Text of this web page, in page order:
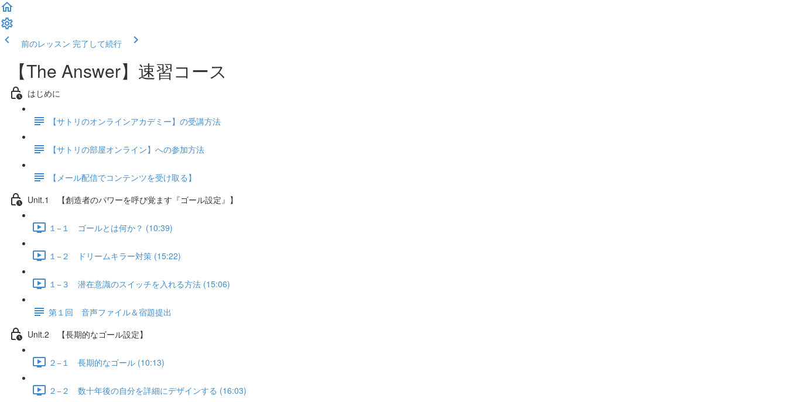
前のレッスン 完了して続行
【The Answer】速習コース
はじめに
【サトリのオンラインアカデミー】の受講方法
【サトリの部屋オンライン】への参加方法
【メール配信でコンテンツを受け取る】
Unit.1 【創造者のパワーを呼び覚ます『ゴール設定』】
１−１ ゴールとは何か？ (10:39)
１−２ ドリームキラー対策 (15:22)
１−３ 潜在意識のスイッチを入れる方法 (15:06)
第１回 音声ファイル＆宿題提出
Unit.2 【長期的なゴール設定】
２−１ 長期的なゴール (10:13)
２−２ 数十年後の自分を詳細にデザインする (16:03)